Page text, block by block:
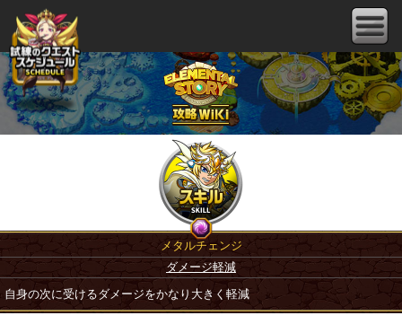
メタルチェンジ
ダメージ軽減
自身の次に受けるダメージをかなり大きく軽減